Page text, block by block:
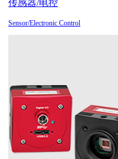
传感器/电控
Sensor/Electronic Control